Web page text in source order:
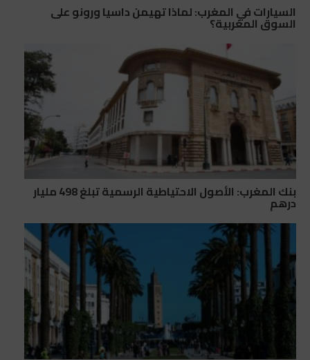
السيارات في المغرب: لماذا تهيمن داسيا ورونو على
السوق المغربية؟
بنك المغرب: الأصول الاحتياطية الرسمية تبلغ 498 مليار
درهم